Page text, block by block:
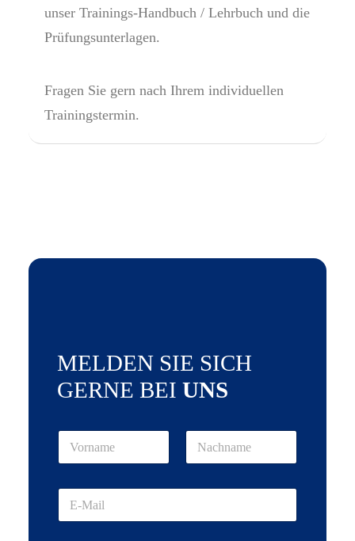
unser Trainings-Handbuch / Lehrbuch und die
Prüfungsunterlagen.
Fragen Sie gern nach Ihrem individuellen
Trainingstermin.
MELDEN SIE SICH
GERNE BEI UNS
N
m
E
M